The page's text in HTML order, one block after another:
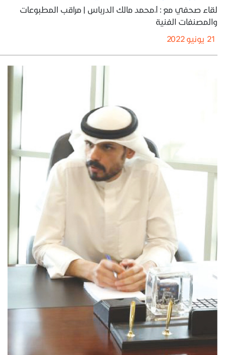
لقاء صحفي مع : أ.محمد مالك الدرباس | مراقب المطبوعات
والمصنفات الفنية